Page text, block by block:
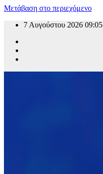
Μετάβαση στο περιεχόμενο
7 Αυγούστου 2026 09:05